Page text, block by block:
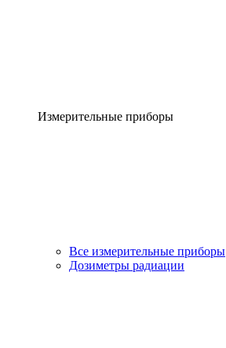
Измерительные приборы
Все измерительные приборы
Дозиметры радиации